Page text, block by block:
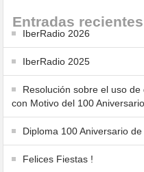
Entradas recientes
IberRadio 2026
IberRadio 2025
Resolución sobre el uso
con Motivo del 100
Diploma 100 Aniversario de
Felices Fiestas !